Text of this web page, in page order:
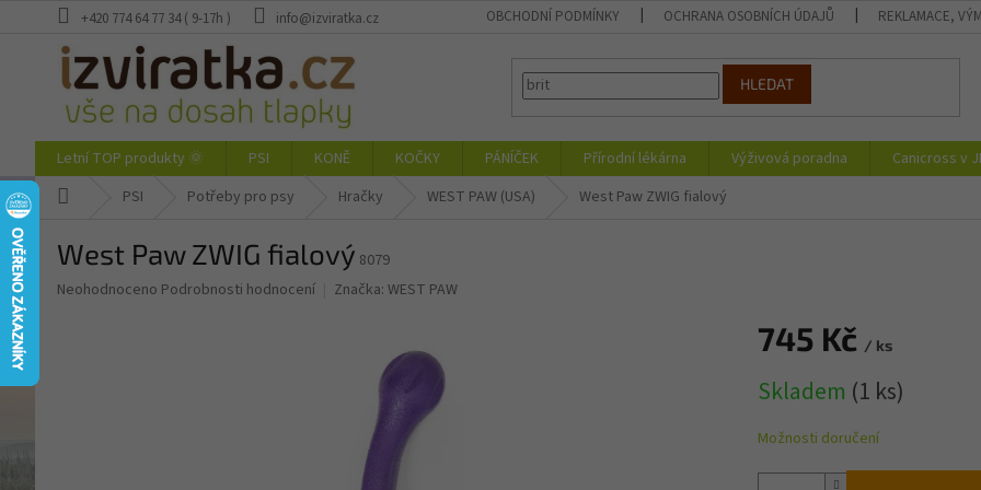
+420 774 64 77 34 ( 9-17h ) info@izviratka.cz OBCHODNÍ PODMÍNKY OCHRANA OSOBNÍCH ÚDAJŮ REKLAMACE,
HLEDAT
Letní TOP produkty 🌞 PSI KONĚ KOČKY PÁNÍČEK Přírodní lékárna Výživová poradna Canicross v
PSI Potřeby pro psy Hračky WEST PAW (USA) West Paw ZWIG fialový
West Paw ZWIG fialový 8079
Průměrné
Neohodnoceno Podrobnosti hodnocení Značka: WEST PAW
745 Kč / ks
cena:
Skladem (1 ks)
Možnosti doručení